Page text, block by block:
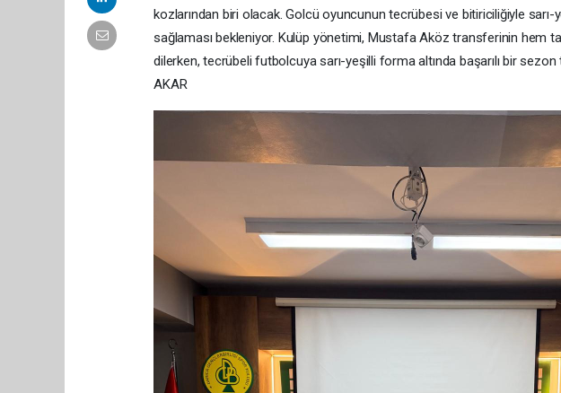
kozlarından biri olacak. Golcü oyuncunun tecrübesi ve bitiriciliğiyle
sağlaması bekleniyor. Kulüp yönetimi, Mustafa Aköz transferinin hem
dilerken, tecrübeli futbolcuya sarı-yeşilli forma altında başarılı bir
AKAR